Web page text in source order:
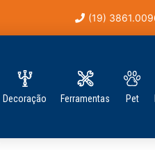
(19)
Decoração Ferramentas Pet